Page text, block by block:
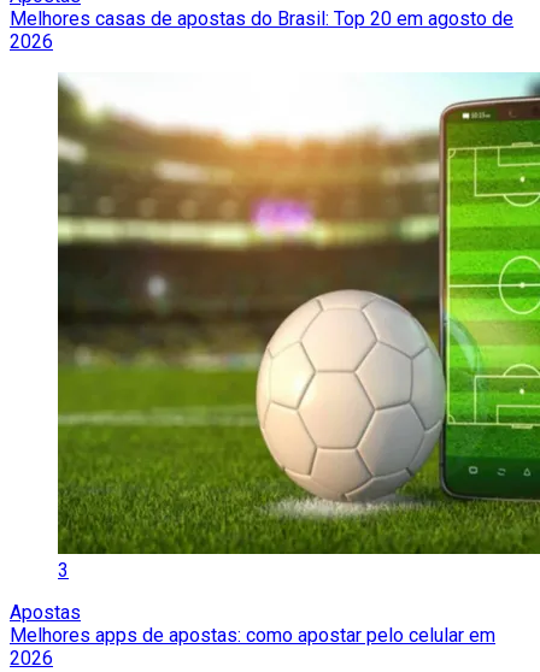
Melhores casas de apostas do Brasil: Top 20 em agosto de
2026
3
Apostas
Melhores apps de apostas: como apostar pelo celular em
2026